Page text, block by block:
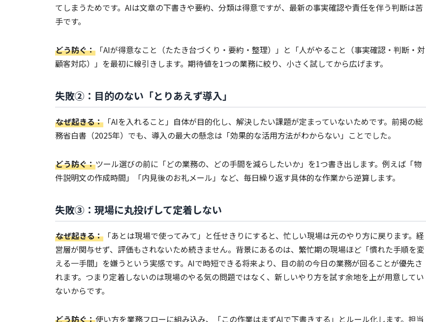
てしまうためです。AIは文章の下書きや要約、分類は得意ですが、最新の事実確認や責任を伴う判断は苦
手です。
どう防ぐ： 「AIが得意なこと（たたき台づくり・要約・整理）」と「人がやること（事実確認・判断・対
顧客対応）」を最初に線引きします。期待値を1つの業務に絞り、小さく試してから広げます。
失敗②：目的のない「とりあえず導入」
なぜ起きる： 「AIを入れること」自体が目的化し、解決したい課題が定まっていないためです。前掲の総
務省白書（2025年）でも、導入の最大の懸念は「効果的な活用方法がわからない」ことでした。
どう防ぐ：ツール選びの前に「どの業務の、どの手間を減らしたいか」を1つ書き出します。例えば「物
件説明文の作成時間」「内見後のお礼メール」など、毎日繰り返す具体的な作業から逆算します。
失敗③：現場に丸投げして定着しない
なぜ起きる： 「あとは現場で使ってみて」と任せきりにすると、忙しい現場は元のやり方に戻ります。経
営層が関与せず、評価もされないため続きません。背景にあるのは、繁忙期の現場ほど「慣れた手順を変
える一手間」を嫌うという実感です。AIで時短できる将来より、目の前の今日の業務が回ることが優先さ
れます。つまり定着しないのは現場のやる気の問題ではなく、新しいやり方を試す余地を上が用意してい
ないからです。
どう防ぐ：使い方を業務フローに組み込み、「この作業はまずAIで下書きする」とルール化します。担当